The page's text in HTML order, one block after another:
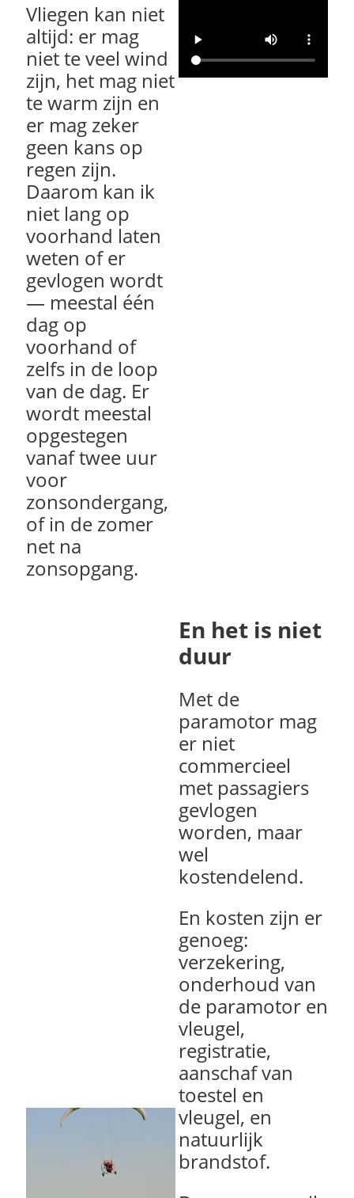
Vliegen kan niet
altijd: er mag
niet te veel wind
zijn, het mag niet
te warm zijn en
er mag zeker
geen kans op
regen zijn.
Daarom kan ik
niet lang op
voorhand laten
weten of er
gevlogen wordt
— meestal één
dag op
voorhand of
zelfs in de loop
van de dag. Er
wordt meestal
opgestegen
vanaf twee uur
voor
zonsondergang,
of in de zomer
net na
zonsopgang.
En het is niet
duur
Met de
paramotor mag
er niet
commercieel
met passagiers
gevlogen
worden, maar
wel
kostendelend.
En kosten zijn er
genoeg:
verzekering,
onderhoud van
de paramotor en
vleugel,
registratie,
aanschaf van
toestel en
vleugel, en
natuurlijk
brandstof.